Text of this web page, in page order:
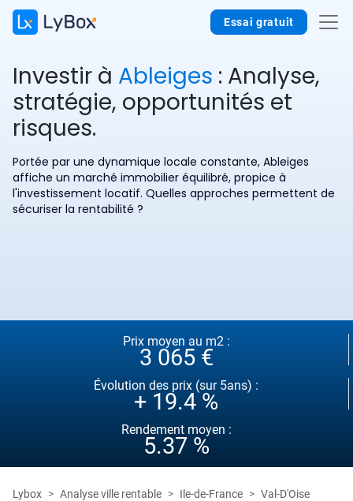
Essai gratuit
Investir à Ableiges : Analyse,
stratégie, opportunités et
risques.
Portée par une dynamique locale constante, Ableiges
affiche un marché immobilier équilibré, propice à
l'investissement locatif. Quelles approches permettent de
sécuriser la rentabilité ?
Prix moyen au m2 :
3 065 €
Évolution des prix (sur 5ans) :
+ 19.4 %
Rendement moyen :
5.37 %
Lybox Analyse ville rentable Ile-de-France
Val-D'Oise